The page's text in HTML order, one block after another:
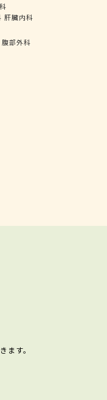
肝臓内科
腹部外科
ます。